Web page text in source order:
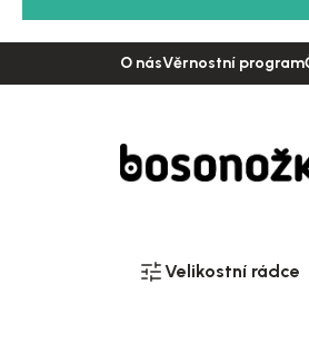
na
O násVěrnostní program
Velikostní rádce